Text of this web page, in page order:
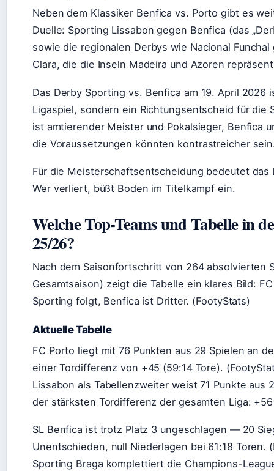
Neben dem Klassiker Benfica vs. Porto gibt es
Duelle: Sporting Lissabon gegen Benfica (das
sowie die regionalen Derbys wie Nacional Funchal
Clara, die die Inseln Madeira und Azoren
Das Derby Sporting vs. Benfica am 19. April 2026
Ligaspiel, sondern ein Richtungsentscheid für die
ist amtierender Meister und Pokalsieger, Benfica
die Voraussetzungen könnten kontrastreicher
Für die Meisterschaftsentscheidung bedeutet das
Wer verliert, büßt Boden im Titelkampf ein.
Welche Top-Teams und Tabelle in
25/26?
Nach dem Saisonfortschritt von 264 absolvierten
Gesamtsaison) zeigt die Tabelle ein klares Bild:
Sporting folgt, Benfica ist Dritter. (FootyStats)
Aktuelle Tabelle
FC Porto liegt mit 76 Punkten aus 29 Spielen an
einer Tordifferenz von +45 (59:14 Tore).
Lissabon als Tabellenzweiter weist 71 Punkte aus
der stärksten Tordifferenz der gesamten Liga: +56
SL Benfica ist trotz Platz 3 ungeschlagen — 20
Unentschieden, null Niederlagen bei 61:18 Toren.
Sporting Braga komplettiert die Champions-